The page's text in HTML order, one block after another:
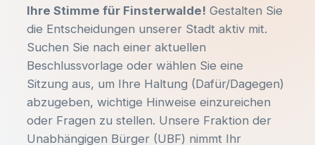
Ihre Stimme für Finsterwalde! Gestalten Sie
die Entscheidungen unserer Stadt aktiv mit.
Suchen Sie nach einer aktuellen
Beschlussvorlage oder wählen Sie eine
Sitzung aus, um Ihre Haltung (Dafür/Dagegen)
abzugeben, wichtige Hinweise einzureichen
oder Fragen zu stellen. Unsere Fraktion der
Unabhängigen Bürger (UBF) nimmt Ihr